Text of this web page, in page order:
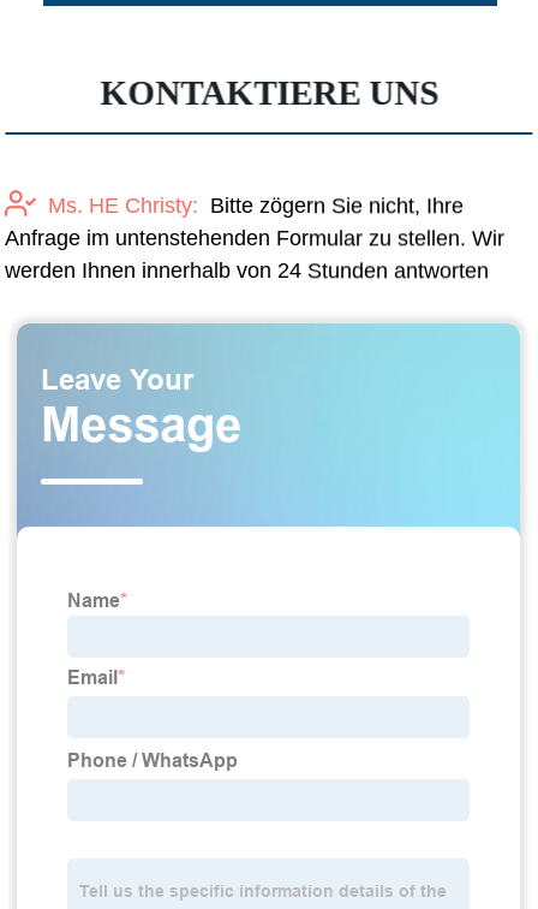
KONTAKTIERE UNS
Ms. HE Christy: Bitte zögern Sie nicht, Ihre
Anfrage im untenstehenden Formular zu stellen. Wir
werden Ihnen innerhalb von 24 Stunden antworten